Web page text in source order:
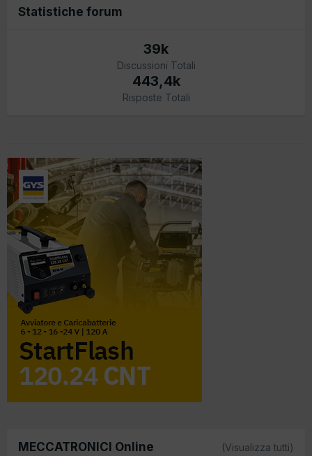
Statistiche forum
39k
Discussioni Totali
443,4k
Risposte Totali
MECCATRONICI Online (Visualizza tutti)